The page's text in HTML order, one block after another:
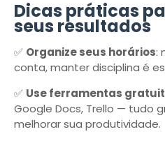
Dicas práticas
seus resultados
✅ Organize seus horários:
conta, manter disciplina é
✅ Use ferramentas
Google Docs, Trello — tudo
melhorar sua produtividade.